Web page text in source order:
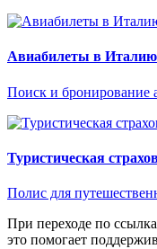
Авиабилеты в Италию
Поиск и бронирование
Туристическая
Полис для
При переходе по
это помогает